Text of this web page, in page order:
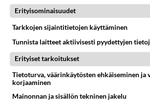
Äänestä
2026-06-03 22:41:55
No jos olet oikeasti tehnyt jotain
jos uskoo valheita, kertoo hänestä,
arvoisesi.
Erityisominaisuudet
Tarkkojen sijaintitietojen käyttäminen
Tunnista laitteet aktiivisesti pyydettyjen
Erityiset tarkoitukset
Tietoturva, väärinkäytösten ehkäiseminen ja
korjaaminen
Mainonnan ja sisällön tekninen jakelu